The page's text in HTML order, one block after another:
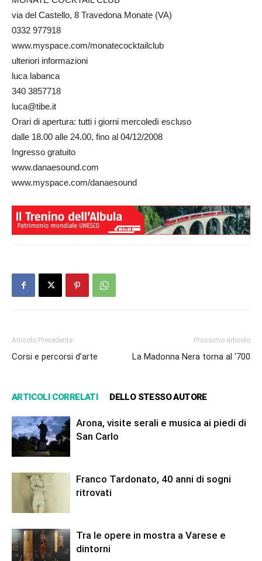
via del Castello, 8 Travedona Monate (VA)
0332 977918
www.myspace.com/monatecocktailclub
ulteriori informazioni
luca labanca
340 3857718
luca@tibe.it
Orari di apertura: tutti i giorni mercoledì escluso
dalle 18.00 alle 24.00, fino al 04/12/2008
Ingresso gratuito
www.danaesound.com
www.myspace.com/danaesound
Articolo Precedente
Corsi e percorsi d’arte
Prossimo articolo
La Madonna Nera torna al ‘700
ARTICOLI CORRELATI DELLO STESSO AUTORE
Arona, visite serali e musica ai piedi di
San Carlo
Franco Tardonato, 40 anni di sogni
ritrovati
Tra le opere in mostra a Varese e
dintorni